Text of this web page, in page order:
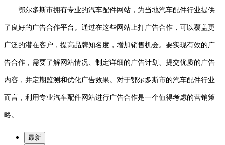
鄂尔多斯市拥有专业的汽车配件网站，为当地汽车配件行业提供
了良好的广告合作平台。通过在这些网站上打广告合作，可以覆盖更
广泛的潜在客户，提高品牌知名度，增加销售机会。要实现有效的广
告合作，需要了解网站情况、制定详细的广告计划、提交优质的广告
内容，并定期监测和优化广告效果。对于鄂尔多斯市的汽车配件行业
而言，利用专业汽车配件网站进行广告合作是一个值得考虑的营销策
略。
最新